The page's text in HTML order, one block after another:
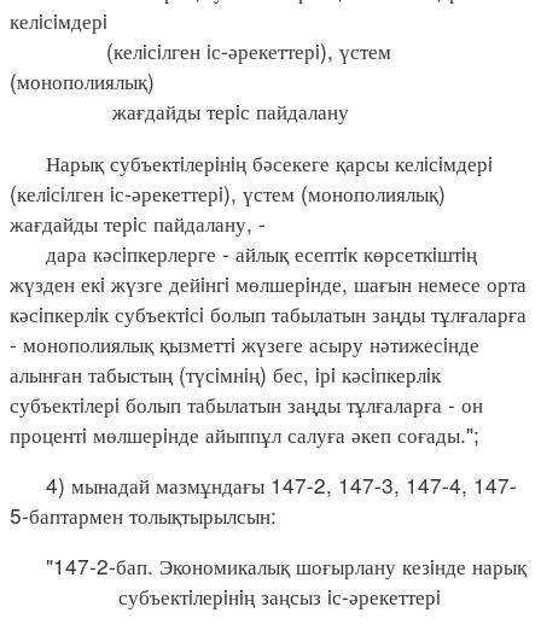
келiсiмдерi
(келiсiлген iс-әрекеттерi), үстем
(монополиялық)
жағдайды терiс пайдалану
Нарық субъектiлерiнiң бәсекеге қарсы келiсiмдерi
(келiсiлген iс-әрекеттерi), үстем (монополиялық)
жағдайды терiс пайдалану, -
дара кәсiпкерлерге - айлық есептiк көрсеткiштiң
жүзден екi жүзге дейiнгi мөлшерiнде, шағын немесе орта
кәсiпкерлiк субъектiсi болып табылатын заңды тұлғаларға
- монополиялық қызметтi жүзеге асыру нәтижесiнде
алынған табыстың (түсiмнiң) бес, iрi кәсiпкерлiк
субъектiлерi болып табылатын заңды тұлғаларға - он
процентi мөлшерiнде айыппұл салуға әкеп соғады.";
4) мынадай мазмұндағы 147-2, 147-3, 147-4, 147-
5-баптармен толықтырылсын:
"147-2-бап. Экономикалық шоғырлану кезiнде нарық
субъектiлерiнiң заңсыз iс-әрекеттерi